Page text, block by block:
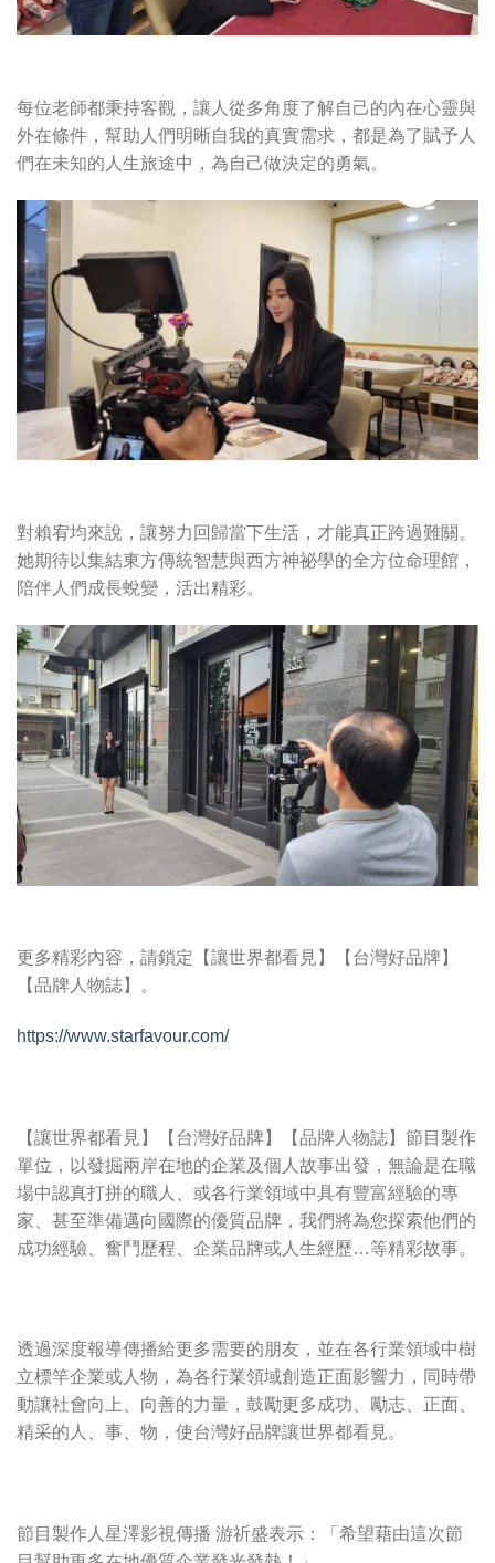
每位老師都秉持客觀，讓人從多角度了解自己的內在心靈與
外在條件，幫助人們明晰自我的真實需求，都是為了賦予人
們在未知的人生旅途中，為自己做決定的勇氣。
對賴宥均來說，讓努力回歸當下生活，才能真正跨過難關。
她期待以集結東方傳統智慧與西方神祕學的全方位命理館，
陪伴人們成長蛻變，活出精彩。
更多精彩內容，請鎖定【讓世界都看見】【台灣好品牌】
【品牌人物誌】。
https://www.starfavour.com/
【讓世界都看見】【台灣好品牌】【品牌人物誌】節目製作
單位，以發掘兩岸在地的企業及個人故事出發，無論是在職
場中認真打拼的職人、或各行業領域中具有豐富經驗的專
家、甚至準備邁向國際的優質品牌，我們將為您探索他們的
成功經驗、奮鬥歷程、企業品牌或人生經歷…等精彩故事。
透過深度報導傳播給更多需要的朋友，並在各行業領域中樹
立標竿企業或人物，為各行業領域創造正面影響力，同時帶
動讓社會向上、向善的力量，鼓勵更多成功、勵志、正面、
精采的人、事、物，使台灣好品牌讓世界都看見。
節目製作人星澤影視傳播 游祈盛表示：「希望藉由這次節